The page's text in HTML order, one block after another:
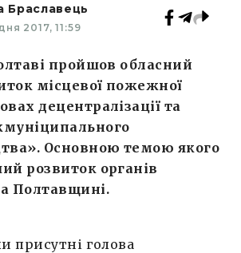
Браславець
2017, 11:59
пройшов обласний
місцевої пожежної
децентралізації та
Основною темою якого
розвиток органів
Полтавщині.
присутні голова